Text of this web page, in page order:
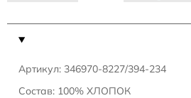
Артикул: 346970-8227/394-234
Состав: 100% ХЛОПОК